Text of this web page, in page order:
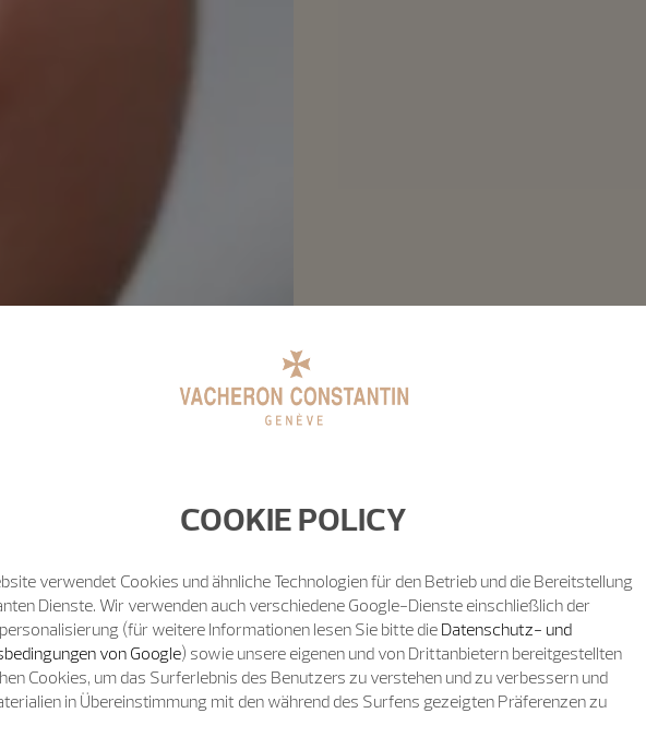
COOKIE POLICY
verwendet Cookies und ähnliche Technologien für den Betrieb und die Bereitstellung
Dienste. Wir verwenden auch verschiedene Google-Dienste einschließlich der
(für weitere Informationen lesen Sie bitte dieDatenschutz- und
von Google) sowie unsere eigenen und von Drittanbietern bereitgestellten
Cookies, um das Surferlebnis des Benutzers zu verstehen und zu verbessern und
in Übereinstimmung mit den während des Surfens gezeigten Präferenzen zu